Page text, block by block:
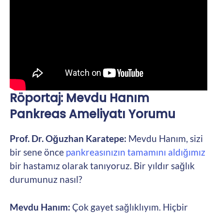
Röportaj: Mevdu Hanım
Pankreas Ameliyatı Yorumu
Prof. Dr. Oğuzhan Karatepe: Mevdu Hanım, sizi
bir sene önce pankreasınızın tamamını aldığımız
bir hastamız olarak tanıyoruz. Bir yıldır sağlık
durumunuz nasıl?
Mevdu Hanım: Çok gayet sağlıklıyım. Hiçbir